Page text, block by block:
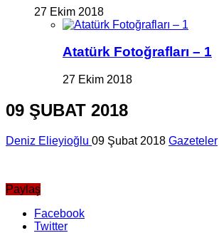
27 Ekim 2018
Atatürk Fotoğrafları – 1
27 Ekim 2018
09 ŞUBAT 2018
Deniz Elieyioğlu 09 Şubat 2018 Gazeteler
Paylaş
Facebook
Twitter